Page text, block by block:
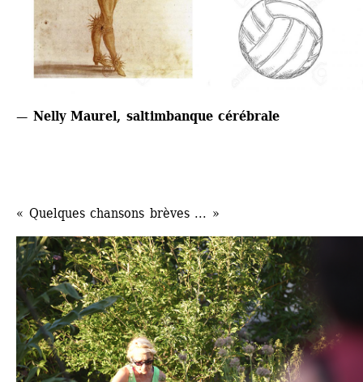
— Nelly Maurel, saltimbanque cérébrale
« Quelques chansons brèves ... »